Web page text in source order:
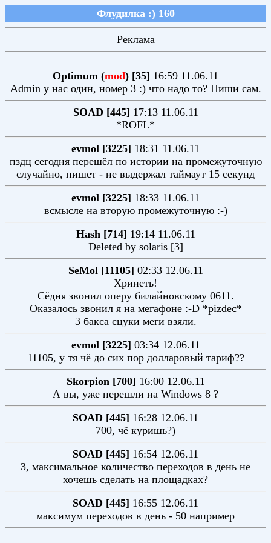
Флудилка :) 160
Реклама
Optimum (mod) [35] 16:59 11.06.11
Admin у нас один, номер 3 :) что надо то? Пиши сам.
SOAD [445] 17:13 11.06.11
*ROFL*
evmol [3225] 18:31 11.06.11
пздц сегодня перешёл по истории на промежуточную
случайно, пишет - не выдержал таймаут 15 секунд
evmol [3225] 18:33 11.06.11
всмысле на вторую промежуточную :-)
Hash [714] 19:14 11.06.11
Deleted by solaris [3]
SeMol [11105] 02:33 12.06.11
Хринеть!
Сёдня звонил оперу билайновскому 0611.
Оказалось звонил я на мегафоне :-D *pizdec*
3 бакса сцуки меги взяли.
evmol [3225] 03:34 12.06.11
11105, у тя чё до сих пор долларовый тариф??
Skorpion [700] 16:00 12.06.11
А вы, уже перешли на Windows 8 ?
SOAD [445] 16:28 12.06.11
700, чё куришь?)
SOAD [445] 16:54 12.06.11
3, максимальное количество переходов в день не
хочешь сделать на площадках?
SOAD [445] 16:55 12.06.11
максимум переходов в день - 50 например